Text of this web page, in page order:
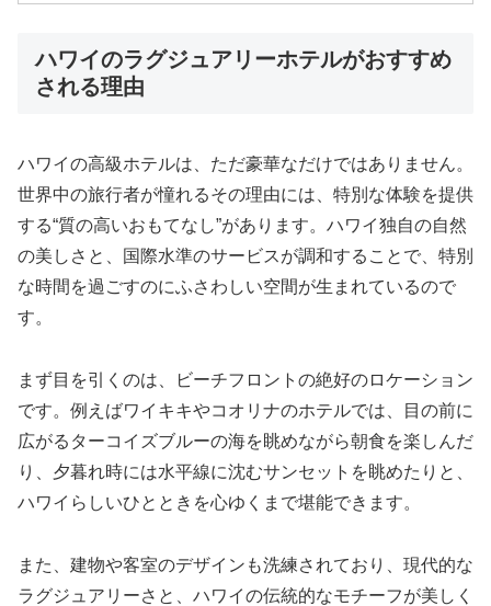
ハワイのラグジュアリーホテルがおすすめ
される理由
ハワイの高級ホテルは、ただ豪華なだけではありません。
世界中の旅行者が憧れるその理由には、特別な体験を提供
する“質の高いおもてなし”があります。ハワイ独自の自然
の美しさと、国際水準のサービスが調和することで、特別
な時間を過ごすのにふさわしい空間が生まれているので
す。
まず目を引くのは、ビーチフロントの絶好のロケーション
です。例えばワイキキやコオリナのホテルでは、目の前に
広がるターコイズブルーの海を眺めながら朝食を楽しんだ
り、夕暮れ時には水平線に沈むサンセットを眺めたりと、
ハワイらしいひとときを心ゆくまで堪能できます。
また、建物や客室のデザインも洗練されており、現代的な
ラグジュアリーさと、ハワイの伝統的なモチーフが美しく